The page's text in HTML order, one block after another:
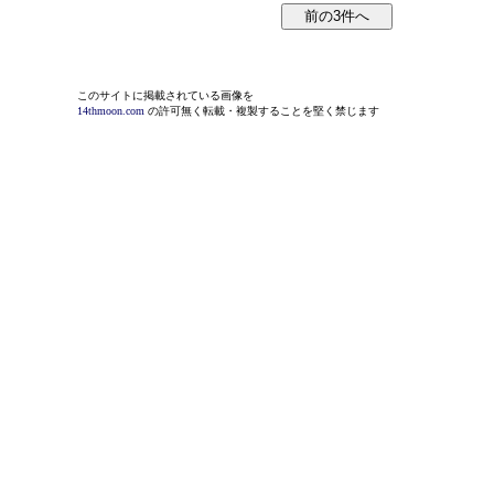
このサイトに掲載されている画像を
14thmoon.com の許可無く転載・複製することを堅く禁じます